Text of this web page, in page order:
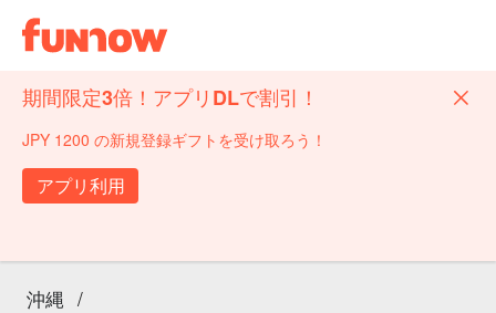
期間限定3倍！アプリDLで割引！
JPY 1200 の新規登録ギフトを受け取ろう！
アプリ利用
沖縄 /